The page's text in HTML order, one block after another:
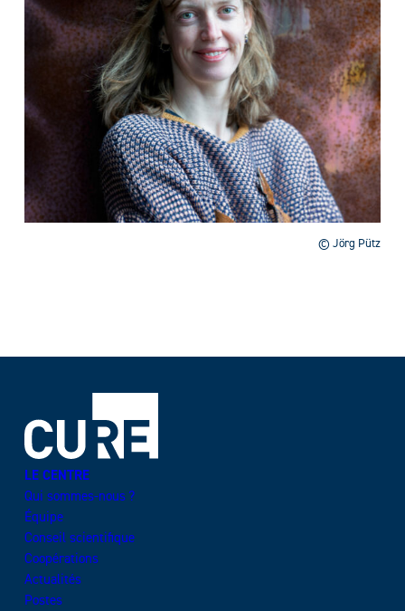
© Jörg Pütz
LE CENTRE
Qui sommes-nous ?
Équipe
Conseil scientifique
Coopérations
Actualités
Postes